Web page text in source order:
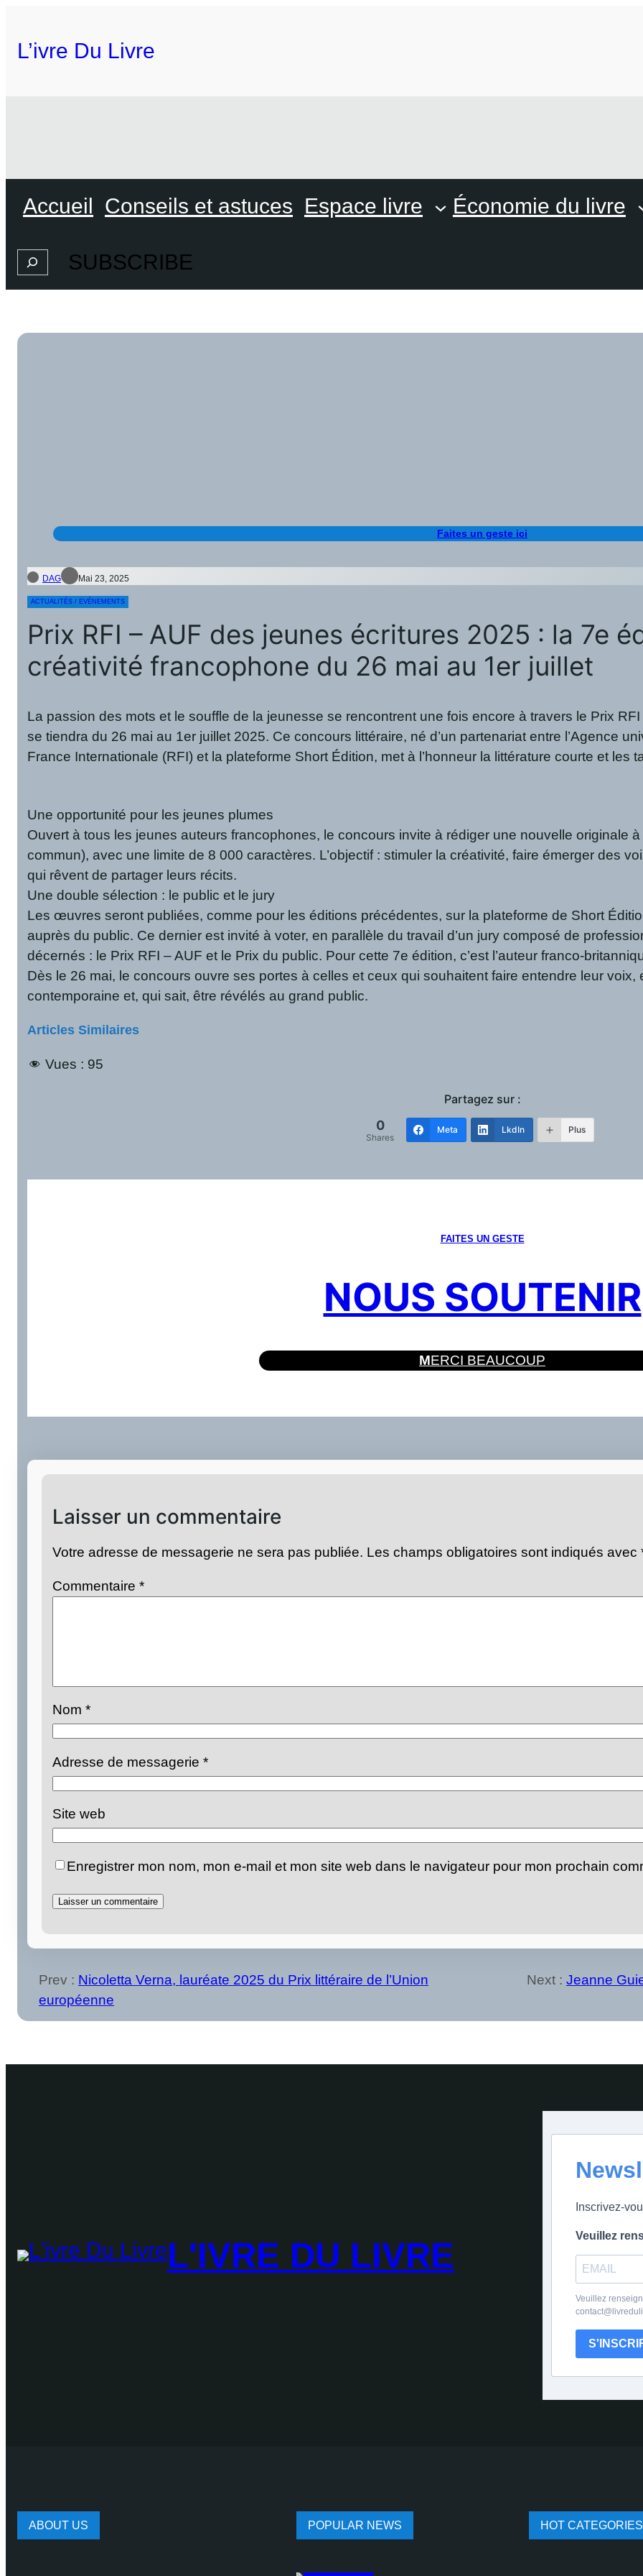
L’ivre Du Livre
Accueil Conseils et astuces Espace livre Économie du livre
SearchSUBSCRIBE
Faites un geste ici
DAG Mai 23, 2025
ACTUALITÉS / EVÉNEMENTS
Prix RFI – AUF des jeunes écritures 2025 : la 7e
créativité francophone du 26 mai au 1er juillet
La passion des mots et le souffle de la jeunesse se rencontrent une fois encore à travers le Prix
se tiendra du 26 mai au 1er juillet 2025. Ce concours littéraire, né d’un partenariat entre l’Agence
France Internationale (RFI) et la plateforme Short Édition, met à l’honneur la littérature courte et les
Une opportunité pour les jeunes plumes
Ouvert à tous les jeunes auteurs francophones, le concours invite à rédiger une nouvelle originale
commun), avec une limite de 8 000 caractères. L’objectif : stimuler la créativité, faire émerger des
qui rêvent de partager leurs récits.
Une double sélection : le public et le jury
Les œuvres seront publiées, comme pour les éditions précédentes, sur la plateforme de Short
auprès du public. Ce dernier est invité à voter, en parallèle du travail d’un jury composé de
décernés : le Prix RFI – AUF et le Prix du public. Pour cette 7e édition, c’est l’auteur franco-
Dès le 26 mai, le concours ouvre ses portes à celles et ceux qui souhaitent faire entendre leur voix,
contemporaine et, qui sait, être révélés au grand public.
Articles Similaires
Vues : 95
Partagez sur :
0
Shares
Meta LkdIn Plus
FAITES UN GESTE
NOUS SOUTENIR
MERCI BEAUCOUP
Laisser un commentaire
Votre adresse de messagerie ne sera pas publiée. Les champs obligatoires sont indiqués avec
Commentaire*
Nom*
Adresse de messagerie*
Site web
Enregistrer mon nom, mon e-mail et mon site web dans le navigateur pour mon prochain
Prev : Nicoletta Verna, lauréate 2025 du Prix littéraire de l’Union
européenne
Next : Jeanne
L'IVRE DU LIVRE
Inscrivez-
Veuillez
Veuillez
ABOUT US POPULAR NEWS HOT CATEGORIES